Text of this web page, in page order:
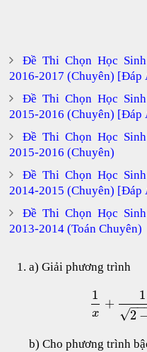
Đề Thi Chọn Học
2016-2017 (Chuyên) [Đáp
Đề Thi Chọn Học
2015-2016 (Chuyên) [Đáp
Đề Thi Chọn Học
2015-2016 (Chuyên)
Đề Thi Chọn Học
2014-2015 (Chuyên) [Đáp
Đề Thi Chọn Học
2013-2014 (Toán Chuyên)
a) Giải phương trình
1
x
+
1
2
−−
√
b) Cho phương trình